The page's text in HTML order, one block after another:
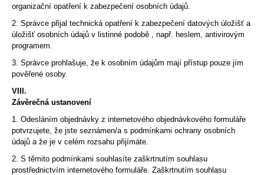
organizační opatření k zabezpečení osobních údajů.
2. Správce přijal technická opatření k zabezpečení datových úložišť a
úložišť osobních údajů v listinné podobě , např. heslem, antivirovým
programem.
3. Správce prohlašuje, že k osobním údajům mají přístup pouze jím
pověřené osoby.
VIII.
Závěrečná ustanovení
1. Odesláním objednávky z internetového objednávkového formuláře
potvrzujete, že jste seznámen/a s podmínkami ochrany osobních
údajů a že je v celém rozsahu přijímáte.
2. S těmito podmínkami souhlasíte zaškrtnutím souhlasu
prostřednictvím internetového formuláře. Zaškrtnutím souhlasu